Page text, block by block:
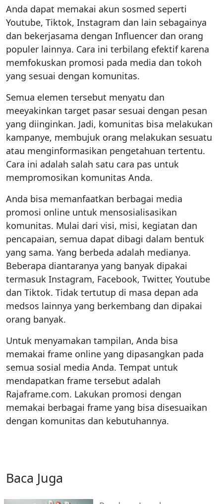
Anda dapat memakai akun sosmed seperti
Youtube, Tiktok, Instagram dan lain sebagainya
dan bekerjasama dengan Influencer dan orang
populer lainnya. Cara ini terbilang efektif karena
memfokuskan promosi pada media dan tokoh
yang sesuai dengan komunitas.
Semua elemen tersebut menyatu dan
meeyakinkan target pasar sesuai dengan pesan
yang diinginkan. Jadi, komunitas bisa melakukan
kampanye, membujuk orang melakukan sesuatu
atau menginformasikan pengetahuan tertentu.
Cara ini adalah salah satu cara pas untuk
mempromosikan komunitas Anda.
Anda bisa memanfaatkan berbagai media
promosi online untuk mensosialisasikan
komunitas. Mulai dari visi, misi, kegiatan dan
pencapaian, semua dapat dibagi dalam bentuk
yang sama. Yang berbeda adalah medianya.
Beberapa diantaranya yang banyak dipakai
termasuk Instagram, Facebook, Twitter, Youtube
dan Tiktok. Tidak tertutup di masa depan ada
medsos lainnya yang berkembang dan dipakai
orang banyak.
Untuk menyamakan tampilan, Anda bisa
memakai frame online yang dipasangkan pada
semua sosial media Anda. Tempat untuk
mendapatkan frame tersebut adalah
Rajaframe.com. Lakukan promosi dengan
memakai berbagai frame yang bisa disesuaikan
dengan komunitas dan kebutuhannya.
Baca Juga